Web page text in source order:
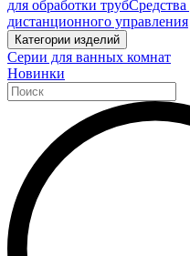
для обработки труб
дистанционного управления
Категории изделий
Серии для ванных комнат
Новинки